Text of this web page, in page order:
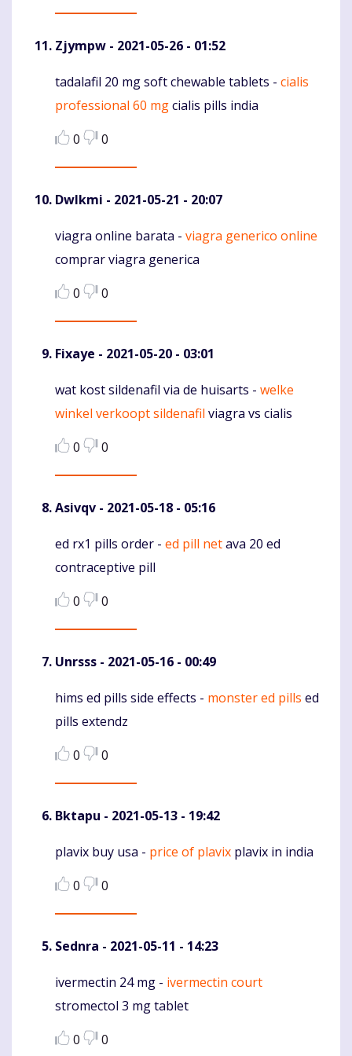
Zjympw - 2021-05-26 - 01:52
Komentaras
tadalafil 20 mg soft chewable tablets - cialis
professional 60 mgcialis pills india
0
0
Dwlkmi - 2021-05-21 - 20:07
Komentaras
viagra online barata - viagra generico online
comprar viagra generica
0
0
Fixaye - 2021-05-20 - 03:01
Komentaras
wat kost sildenafil via de huisarts - welke
winkel verkoopt sildenafil viagra vs cialis
0
0
Asivqv - 2021-05-18 - 05:16
Komentaras
ed rx1 pills order - ed pill netava 20 ed
contraceptive pill
0
0
Unrsss - 2021-05-16 - 00:49
Komentaras
hims ed pills side effects - monster ed pills ed
pills extendz
0
0
Bktapu - 2021-05-13 - 19:42
Komentaras
plavix buy usa - price of plavix plavix in india
0
0
Sednra - 2021-05-11 - 14:23
Komentaras
ivermectin 24 mg - ivermectin court
stromectol 3 mg tablet
0
0